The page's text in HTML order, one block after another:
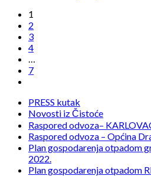
1
2
3
4
…
7
PRESS kutak
Novosti iz Čistoće
Raspored odvoza–
Raspored odvoza – Općina
Plan gospodarenja otpadom
2022.
Plan gospodarenja otpadom